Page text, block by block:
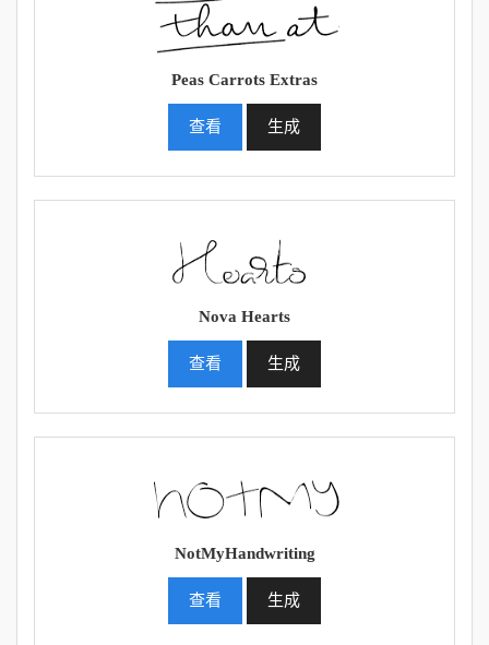
Peas Carrots Extras
查看 生成
Nova Hearts
查看 生成
NotMyHandwriting
查看 生成